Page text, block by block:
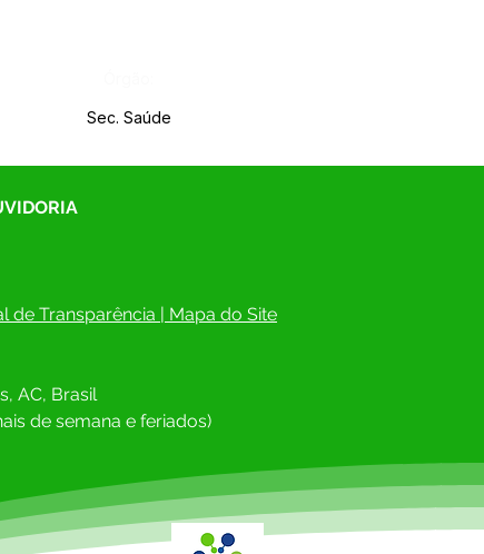
Sec. Saúde
de Transparência | Mapa do Site
AC, Brasil
de semana e feriados)